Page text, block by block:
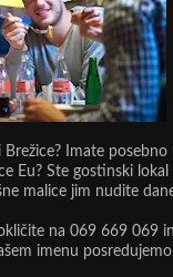
Imate
Eu? Ste gostinski lokal
malice jim nudite
na 069 669 069
imenu